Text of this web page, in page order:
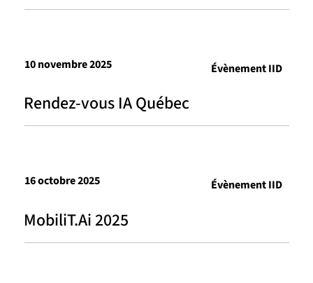
Rendez-vous IA Québec
10 novembre 2025 Évènement IID
MobiliT.Ai 2025
16 octobre 2025 Évènement IID